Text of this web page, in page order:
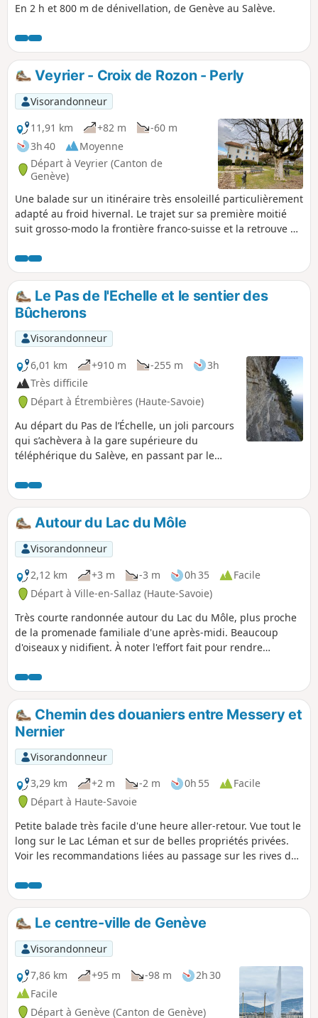
En 2 h et 800 m de dénivellation, de Genève au Salève.
Veyrier - Croix de Rozon - Perly
Visorandonneur
11,91 km
+82 m
-60 m
3h 40
Moyenne
Départ à Veyrier (Canton de
Genève)
Une balade sur un itinéraire très ensoleillé particulièrement
adapté au froid hivernal. Le trajet sur sa première moitié
suit grosso-modo la frontière franco-suisse et la retrouve à
(qui peut être réduite). Un peu beaucoup de bitume mais
cela évite la boue des chemins de terre en saison.
Le Pas de l'Echelle et le sentier des
Bûcherons
Visorandonneur
6,01 km
+910 m -255 m
3h
Très difficile
Départ à Étrembières (Haute-Savoie)
Au départ du Pas de l’Échelle, un joli parcours
qui s’achèvera à la gare supérieure du
téléphérique du Salève, en passant par le
le haut de la Petite Gorge et le plateau
sommital. Une randonnée qui présente des
passages très exposés, réservée aux
personnes absolument pas sujettes au
vertige, et qui exige la plus grande prudence.
Autour du Lac du Môle
Visorandonneur
2,12 km
+3 m -3 m 0h 35
Facile
Départ à Ville-en-Sallaz (Haute-Savoie)
Très courte randonnée autour du Lac du Môle, plus proche
de la promenade familiale d'une après-midi. Beaucoup
d'oiseaux y nidifient. À noter l'effort fait pour rendre
tour du lac.
Chemin des douaniers entre Messery et
Nernier
Visorandonneur
3,29 km
+2 m -2 m 0h 55
Facile
Départ à Haute-Savoie
Petite balade très facile d'une heure aller-retour. Vue tout le
long sur le Lac Léman et sur de belles propriétés privées.
Voir les recommandations liées au passage sur les rives du
modérateur au 18/10/2021 : Portion de sentier
(momentanément ?) interdite. Voir les avis en bas de cette
ficheLe centre-ville de Genève
Visorandonneur
7,86 km
+95 m -98 m
2h 30
Facile
Départ à Genève (Canton de Genève)